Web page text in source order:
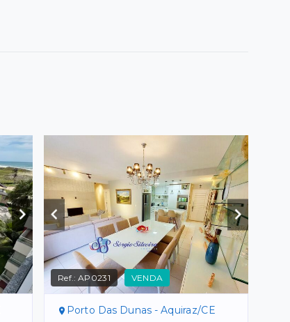
Ref.:AP0231 VENDA
Porto Das Dunas - Aquiraz/CE